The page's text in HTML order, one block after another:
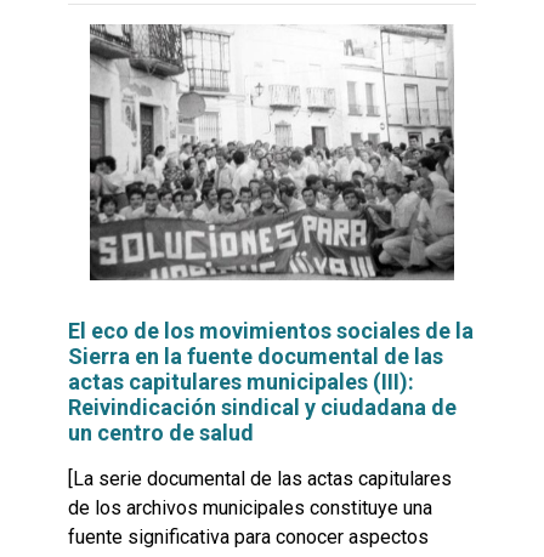
El eco de los movimientos sociales de la
Sierra en la fuente documental de las
actas capitulares municipales (III):
Reivindicación sindical y ciudadana de
un centro de salud
[La serie documental de las actas capitulares
de los archivos municipales constituye una
fuente significativa para conocer aspectos